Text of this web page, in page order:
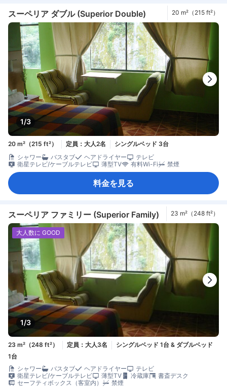
スーペリア ダブル (Superior Double) 20 m²（215 ft²）
1/3
20 m²（215 ft²） 定員：大人2名
シングルベッド 3台
シャワー
バスタブ ヘアドライヤー
テレビ
衛星テレビ/ケーブルテレビ
薄型TV 有料Wi-Fi 禁煙
料金を見る
スーペリア ファミリー (Superior Family) 23 m²（248 ft²）
1/3
大人数に GOOD
23 m²（248 ft²） 定員：大人3名
シングルベッド 1台 & ダブルベッド
1台
シャワー
バスタブ ヘアドライヤー
テレビ
衛星テレビ/ケーブルテレビ
薄型TV 冷蔵庫
書斎デスク
セーフティボックス（客室内）
禁煙